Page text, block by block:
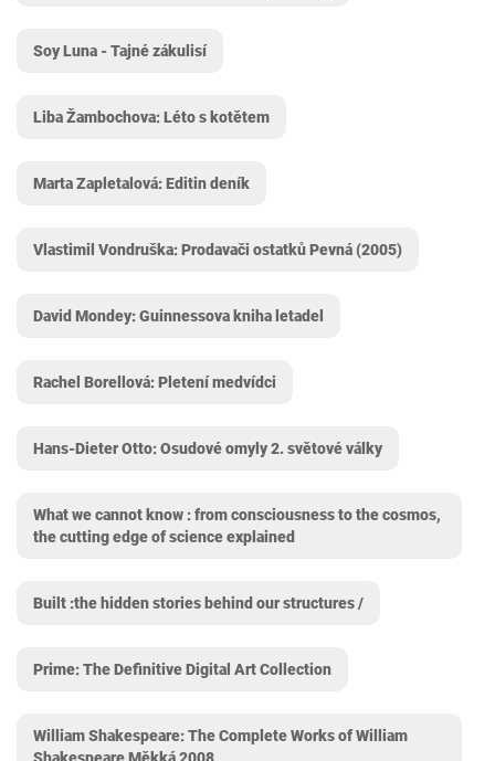
Soy Luna - Tajné zákulisí
Liba Žambochova: Léto s kotětem
Marta Zapletalová: Editin deník
Vlastimil Vondruška: Prodavači ostatků Pevná (2005)
David Mondey: Guinnessova kniha letadel
Rachel Borellová: Pletení medvídci
Hans-Dieter Otto: Osudové omyly 2. světové války
What we cannot know : from consciousness to the cosmos,
the cutting edge of science explained
Built :the hidden stories behind our structures /
Prime: The Definitive Digital Art Collection
William Shakespeare: The Complete Works of William